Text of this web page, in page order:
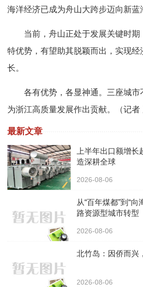
海洋经济已成为舟山大跨步迈向新蓝
当前，舟山正处于发展关键时期
特优势，有望助其脱颖而出，实现经
长。
各有优势，各显神通。三座城市
为浙江高质量发展作出贡献。（记者
最新文章
上半年出口额增
造深耕全球
2026-08-06
从“百年煤都”到“
路资源型城市转型
2026-08-06
北竹岛：因侨而兴
2026-08-06